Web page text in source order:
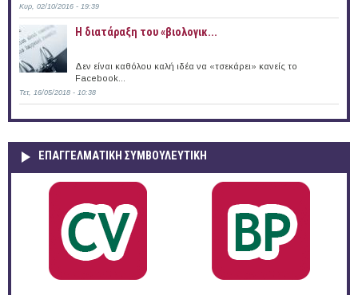
Κυρ, 02/10/2016 - 19:39
Η διατάραξη του «βιολογικ...
Δεν είναι καθόλου καλή ιδέα να «τσεκάρει» κανείς το
Facebook...
Τετ, 16/05/2018 - 10:38
ΕΠΑΓΓΕΛΜΑΤΙΚΉ ΣΥΜΒΟΥΛΕΥΤΙΚΉ